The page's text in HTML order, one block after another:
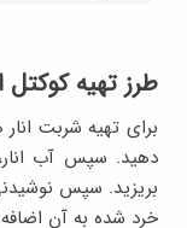
طرز تهیه کوکتل
دهید. سپس آب
بریزید. سپس
خرد شده به آن